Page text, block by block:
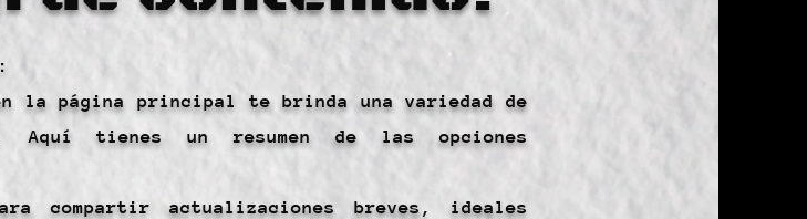
la página principal te brinda una variedad de
Aquí tienes un resumen de las opciones
compartir actualizaciones breves, ideales